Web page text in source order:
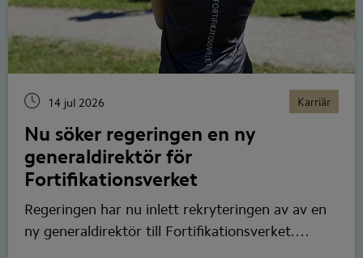
Nu söker regeringen en ny
generaldirektör för
Fortifikationsverket
14 jul 2026 Karriär
Regeringen har nu inlett rekryteringen av av en
ny generaldirektör till Fortifikationsverket.